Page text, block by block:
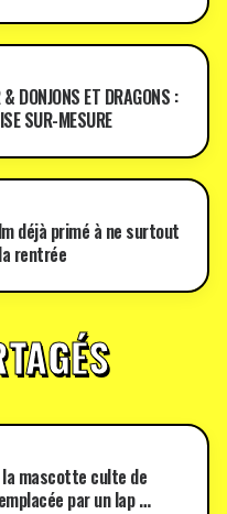
& DONJONS ET DRAGONS :
SUR-MESURE
déjà primé à ne surtout
rentrée
la mascotte culte de
par un lap …